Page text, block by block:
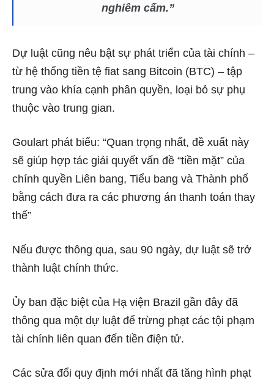
nghiêm cấm.”
Dự luật cũng nêu bật sự phát triển của tài chính –
từ hệ thống tiền tệ fiat sang Bitcoin (BTC) – tập
trung vào khía cạnh phân quyền, loại bỏ sự phụ
thuộc vào trung gian.
Goulart phát biểu: “Quan trọng nhất, đề xuất này
sẽ giúp hợp tác giải quyết vấn đề “tiền mặt” của
chính quyền Liên bang, Tiểu bang và Thành phố
bằng cách đưa ra các phương án thanh toán thay
thế”
Nếu được thông qua, sau 90 ngày, dự luật sẽ trở
thành luật chính thức.
Ủy ban đặc biệt của Hạ viện Brazil gần đây đã
thông qua một dự luật để trừng phạt các tội phạm
tài chính liên quan đến tiền điện tử.
Các sửa đổi quy định mới nhất đã tăng hình phạt